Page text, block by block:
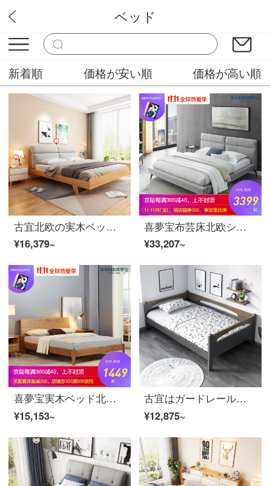
中山木工
ベッド
新着順 価格が安い順 価格が高い順
古宜北欧の実木ベッド1.5メートルベッド現代簡単なダブル1.8メートルの主な寝床と柔らかい家具セットの組み合わせ灰色のベッド+ベッドヘッドセット*2 1800*2000
¥16,379~
喜夢宝布芸床北欧シンプル工業風1.5メートル1.8メートルベルトクッション付きダブルベッド灰色1800*2000
¥33,207~
喜夢宝実木ベッド北欧実木ベッド1.5メートル1.8メートルベッド日本式実木ダブル現代簡単松木ベッド1500*2000
¥15,153~
古宜はガードレール付きのシングルベッドの1.2メートルの家庭用の小さな部屋型のサイドベッドを組み合わせて大きなベッドに接続する+マットレスの1200 mm*2000 mmは持っていません。
¥12,875~